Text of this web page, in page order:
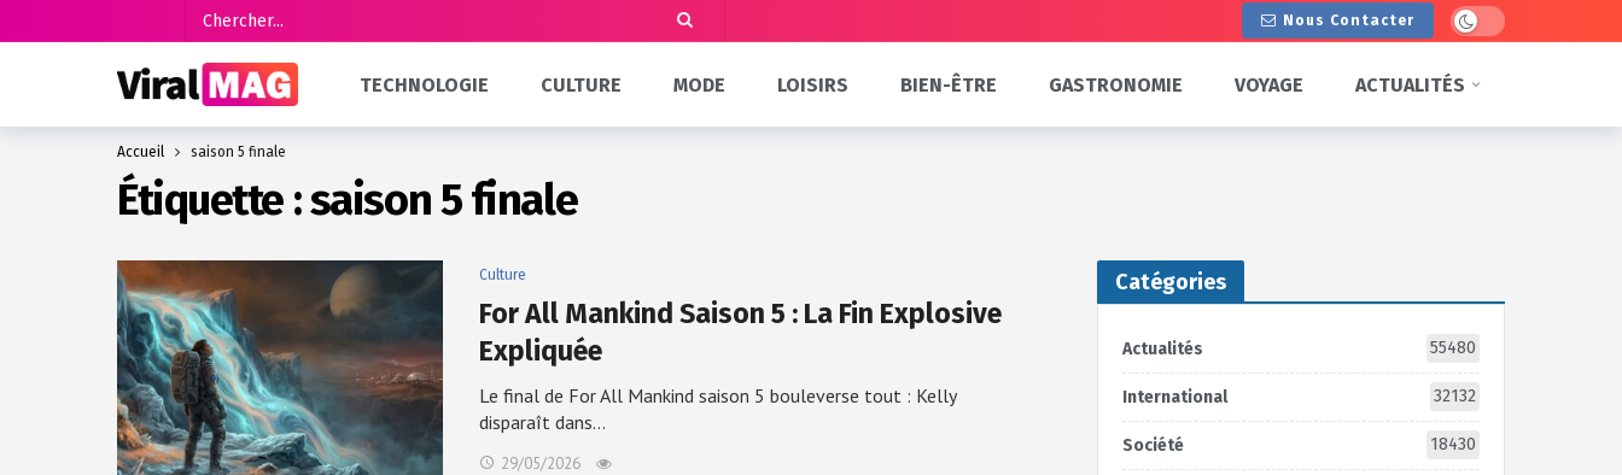
Nous Contacter Dark mode
TECHNOLOGIE CULTURE MODE LOISIRS BIEN-ÊTRE GASTRONOMIE VOYAGE ACTUALITÉS
Accueil saison 5 finale
Étiquette :saison 5 finale
Culture
For All Mankind Saison 5 : La Fin Explosive
Expliquée
Le final de For All Mankind saison 5 bouleverse tout : Kelly
disparaît dans…
29/05/2026
Catégories
Actualités 55480
International 32132
Société 18430